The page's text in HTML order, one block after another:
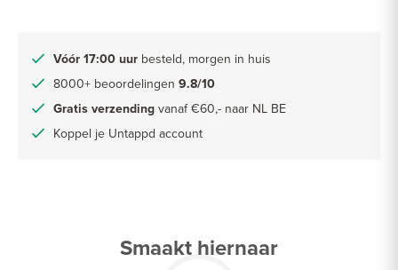
Vóór 17:00 uur besteld, morgen in huis
8000+ beoordelingen 9.8/10
Gratis verzending vanaf €60,- naar NL BE
Koppel je Untappd account
Smaakt hiernaar